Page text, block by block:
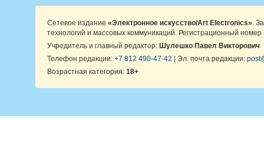
Сетевое издание «Электронное искусство/Art Electronics» .
технологий и массовых коммуникаций. Регистрационный
Учредитель и главный редактор: Шулешко Павел Викторович
Телефон редакции: +7 812 490-47-42 | Эл. почта редакции:
Возрастная категория: 18+